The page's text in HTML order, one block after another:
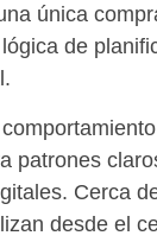
única
de
patrones
Cerca
desde el